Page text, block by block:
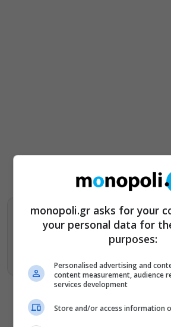
Βρείτε περισσότερα άρθρα μας
αναζητησης
monopoli.gr asks for your
your personal data for
purposes:
Personalised advertising and
content measurement, audience
services development
Store and/or access information